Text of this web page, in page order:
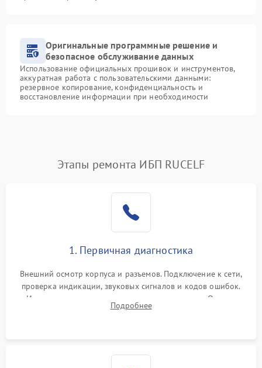
Оригинальные программные решение и
безопасное обслуживание данных
Использование официальных прошивок и инструментов,
аккуратная работа с пользовательскими данными:
резервное копирование, конфиденциальность и
восстановление информации при необходимости
Этапы ремонта ИБП RUCELF
1. Первичная диагностика
Внешний осмотр корпуса и разъемов. Подключение к сети,
проверка индикации, звуковых сигналов и кодов ошибок.
Измерение входного и выходного напряжения. Оценка
реакции ИБП на отключение основного питания без
Подробнее